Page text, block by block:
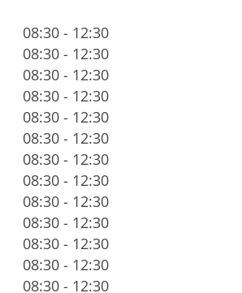
08:30 - 12:30
08:30 - 12:30
08:30 - 12:30
08:30 - 12:30
08:30 - 12:30
08:30 - 12:30
08:30 - 12:30
08:30 - 12:30
08:30 - 12:30
08:30 - 12:30
08:30 - 12:30
08:30 - 12:30
08:30 - 12:30